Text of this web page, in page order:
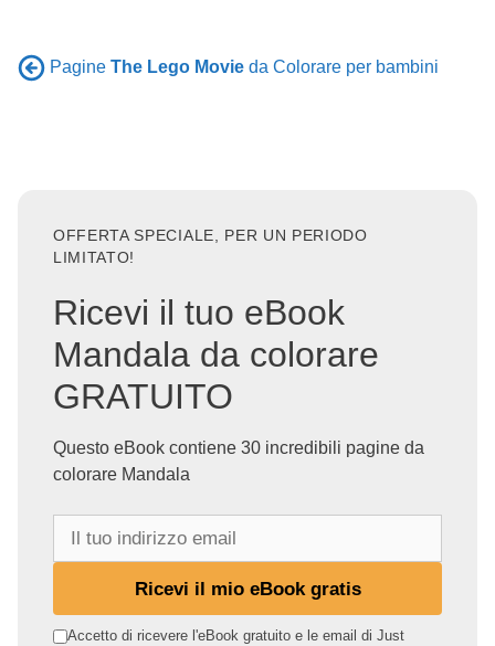
Pagine The Lego Movie da Colorare per bambini
OFFERTA SPECIALE, PER UN PERIODO
LIMITATO!
Ricevi il tuo eBook
Mandala da colorare
GRATUITO
Questo eBook contiene 30 incredibili pagine da
colorare Mandala
o
Ricevi il mio eBook gratis
Accetto di ricevere l'eBook gratuito e le email di Just